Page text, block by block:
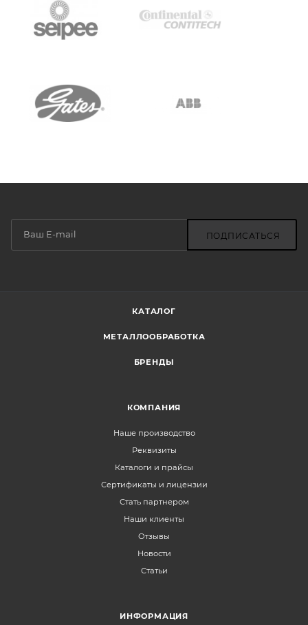
ПОДПИСАТЬСЯ
КАТАЛОГ
МЕТАЛЛООБРАБОТКА
БРЕНДЫ
КОМПАНИЯ
Наше производство
Реквизиты
Каталоги и прайсы
Сертификаты и лицензии
Стать партнером
Наши клиенты
Отзывы
Новости
Статьи
ИНФОРМАЦИЯ